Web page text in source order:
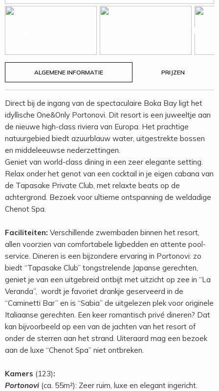
ALGEMENE INFORMATIE PRIJZEN
Direct bij de ingang van de spectaculaire Boka Bay ligt het
idyllische One&Only Portonovi. Dit resort is een juweeltje aan
de nieuwe high-class riviera van Europa. Het prachtige
natuurgebied biedt azuurblauw water, uitgestrekte bossen
en middeleeuwse nederzettingen.
Geniet van world-class dining in een zeer elegante setting.
Relax onder het genot van een cocktail in je eigen cabana van
de Tapasake Private Club, met relaxte beats op de
achtergrond. Bezoek voor ultieme ontspanning de weldadige
Chenot Spa.
Faciliteiten: Verschillende zwembaden binnen het resort,
allen voorzien van comfortabele ligbedden en attente pool-
service. Dineren is een bijzondere ervaring in Portonovi: zo
biedt “Tapasake Club” tongstrelende Japanse gerechten,
geniet je van een uitgebreid ontbijt met uitzicht op zee in “La
Veranda”, wordt je favoriet drankje geserveerd in de
“Caminetti Bar” en is “Sabia” de uitgelezen plek voor originele
Italiaanse gerechten. Een keer romantisch privé dineren? Dat
kan bijvoorbeeld op een van de jachten van het resort of
onder de sterren aan het strand. Uiteraard mag een bezoek
aan de luxe “Chenot Spa” niet ontbreken.
Kamers (123):
Portonovi (ca. 55m²): Zeer ruim, luxe en elegant ingericht.